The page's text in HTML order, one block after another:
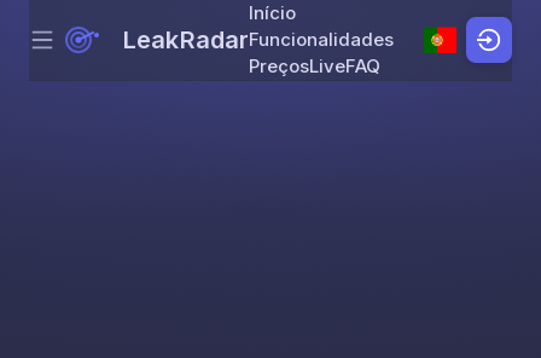
Skip to content
Menu LeakRadar
Início
Funcionalidades
PreçosLiveFAQ